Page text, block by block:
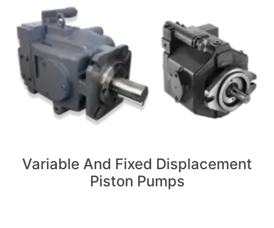
Variable And Fixed Displacement
Piston Pumps